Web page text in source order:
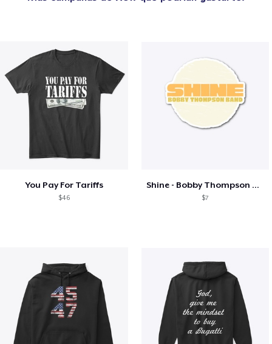
You Pay For Tariffs
$46
Shine - Bobby Thompson Band Merch
$7